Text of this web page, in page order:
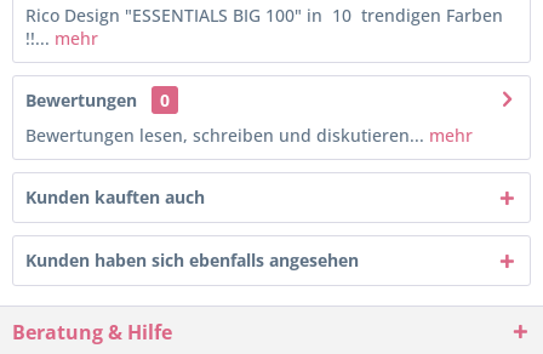
Rico Design "ESSENTIALS BIG 100" in 10 trendigen Farben
!!... mehr
Bewertungen
0
Bewertungen lesen, schreiben und diskutieren... mehr
Kunden kauften auch
Kunden haben sich ebenfalls angesehen
Beratung & Hilfe